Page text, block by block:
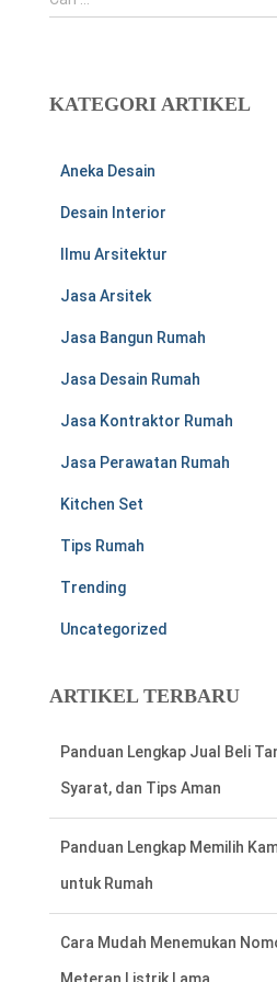
a
n
KATEGORI ARTIKEL
Aneka Desain
Desain Interior
Ilmu Arsitektur
Jasa Arsitek
Jasa Bangun Rumah
Jasa Desain Rumah
Jasa Kontraktor Rumah
Jasa Perawatan Rumah
Kitchen Set
Tips Rumah
Trending
Uncategorized
ARTIKEL TERBARU
Panduan Lengkap Jual Beli
Syarat, dan Tips Aman
Panduan Lengkap Memilih
untuk Rumah
Cara Mudah Menemukan